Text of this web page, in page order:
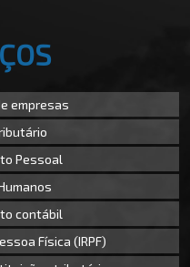
empresas
Pessoal
contábil
Física (IRPF)